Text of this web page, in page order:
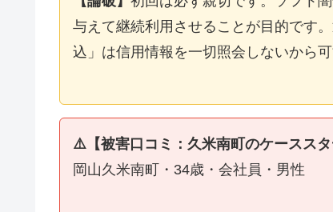
与えて継続利用させることが目的です
込」は信用情報を一切照会しないから
⚠️【被害口コミ：久米南町のケーススタ
岡山久米南町・34歳・会社員・男性